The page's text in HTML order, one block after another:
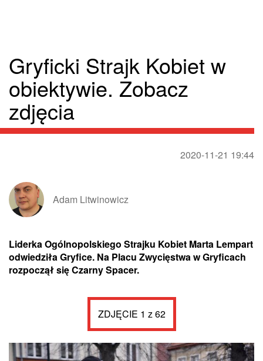
Gryficki Strajk Kobiet w
obiektywie. Zobacz
zdjęcia
2020-11-21 19:44
Adam Litwinowicz
Liderka Ogólnopolskiego Strajku Kobiet Marta Lempart
odwiedziła Gryfice. Na Placu Zwycięstwa w Gryficach
rozpoczął się Czarny Spacer.
ZDJĘCIE 1 z 62